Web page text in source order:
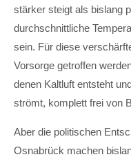
stärker steigt als bislang
durchschnittliche
sein. Für diese
Vorsorge getroffen
denen Kaltluft entsteht
strömt, komplett frei von
Aber die politischen
Osnabrück machen